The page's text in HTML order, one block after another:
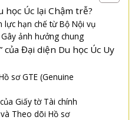
học Úc lại Chậm trễ?
lực hạn chế từ Bộ Nội vụ
ảnh hưởng chung
của Đại diện Du học Úc Uy
sơ GTE (Genuine
Giấy tờ Tài chính
Theo dõi Hồ sơ